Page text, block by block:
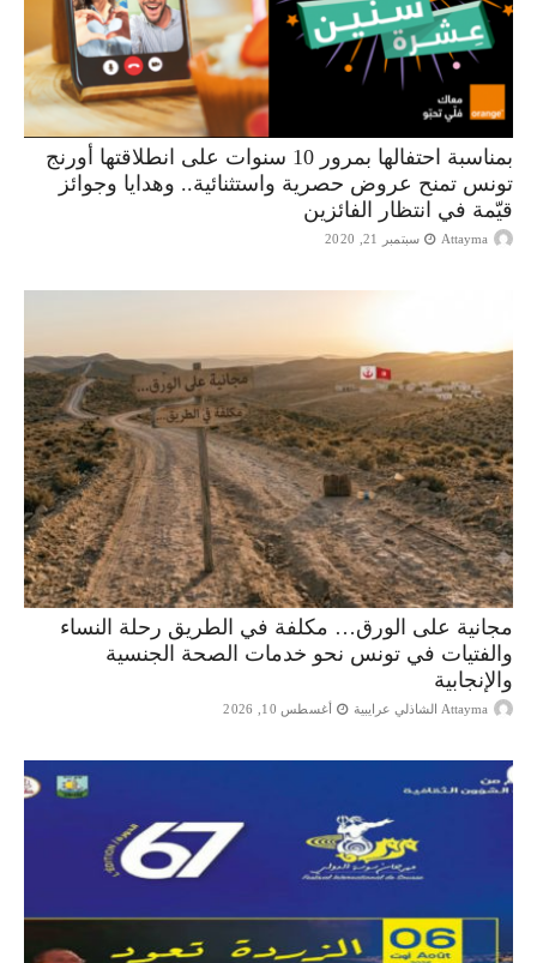
بمناسبة احتفالها بمرور 10 سنوات على انطلاقتها أورنج
تونس تمنح عروض حصرية واستثنائية.. وهدايا وجوائز
قيّمة في انتظار الفائزين
Attayma سبتمبر 21, 2020
مجانية على الورق… مكلفة في الطريق رحلة النساء
والفتيات في تونس نحو خدمات الصحة الجنسية
والإنجابية
Attayma الشاذلي عرايبية أغسطس 10, 2026